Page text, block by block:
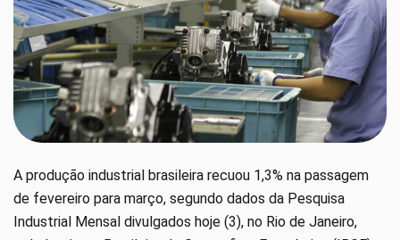
A produção industrial brasileira recuou 1,3% na passagem
de fevereiro para março, segundo dados da Pesquisa
Industrial Mensal divulgados hoje (3), no Rio de Janeiro,